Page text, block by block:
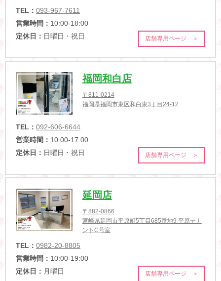
TEL： 093-967-7611
営業時間： 10:00-18:00
定休日： 日曜日・祝日 店舗専用ページ ＞
福岡和白店
〒811-0214
福岡県福岡市東区和白東3丁目24-12
TEL： 092-606-6644
営業時間： 10:00-17:00
定休日： 日曜日・祝日 店舗専用ページ ＞
延岡店
〒882-0866
宮崎県延岡市平原町5丁目685番地9 平原テナ
ントC号室
TEL： 0982-20-8805
営業時間： 10:00-19:00
定休日： 月曜日 店舗専用ページ ＞